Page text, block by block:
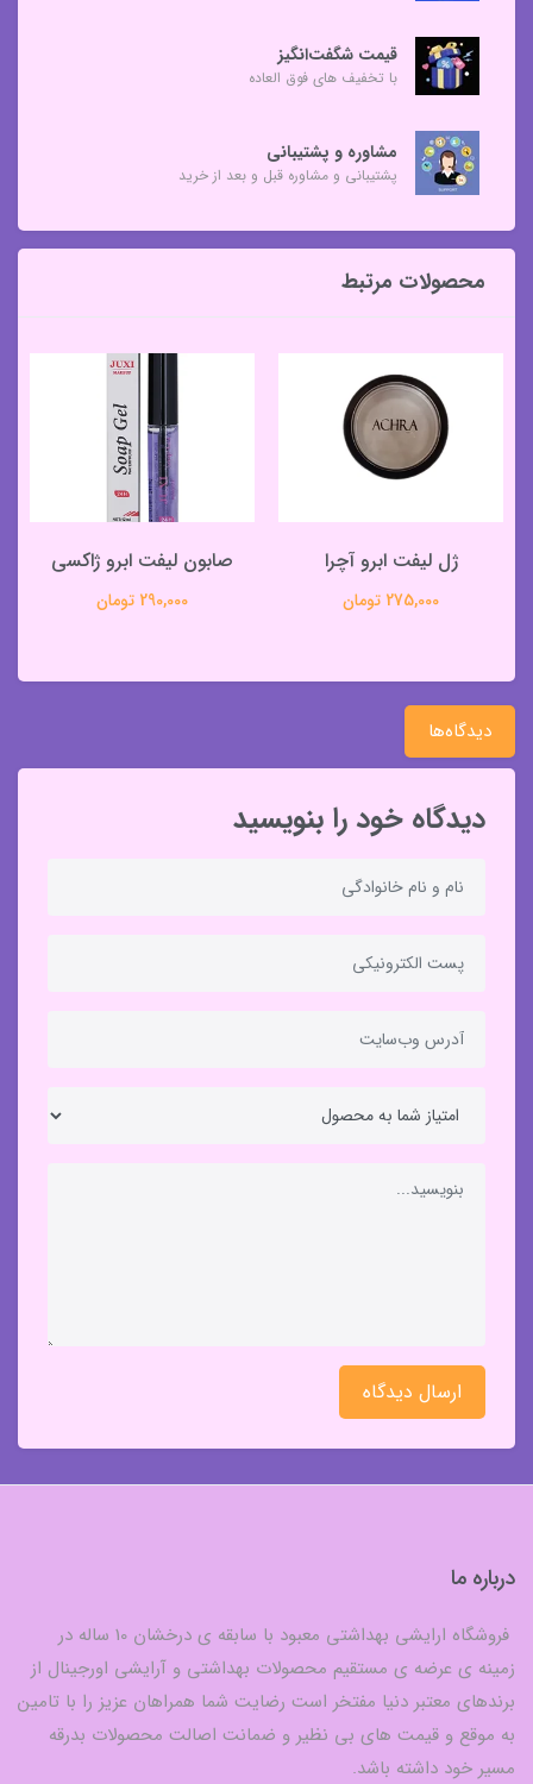
قیمت شگفت‌انگیز
با تخفیف های فوق العاده
مشاوره و پشتیبانی
پشتیبانی و مشاوره قبل و بعد از خرید
محصولات مرتبط
ژل لیفت ابرو آچرا
275,000 تومان
صابون لیفت ابرو ژاکسی
290,000 تومان
دیدگاه‌ها
دیدگاه خود را بنویسید
ارسال دیدگاه
درباره ما
فروشگاه ارایشی بهداشتی معبود با سابقه ی درخشان 10 ساله در
زمینه ی عرضه ی مستقیم محصولات بهداشتی و آرایشی اورجینال از
برندهای معتبر دنیا مفتخر است رضایت شما همراهان عزیز را با تامین
به موقع و قیمت های بی نظیر و ضمانت اصالت محصولات بدرقه
مسیر خود داشته باشد.